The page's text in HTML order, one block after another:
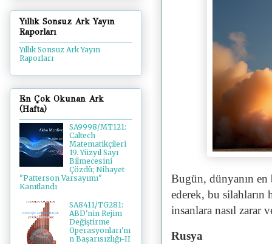
Bugün, dünyanın
ederek, bu silahların
insanlara nasıl zarar
Rusya
Yıllık Sonsuz Ark Yayın
Raporları
Yıllık Sonsuz Ark Yayın
Raporları
En Çok Okunan Ark
(Hafta)
SA9998/MT121:
Caltech
Matematikçileri
19. Yüzyıl Sayı
Bilmecesini
Çözdü; Nihayet
"Patterson Varsayımı"
Kanıtlandı
SA8411/TG281:
ABD'nin Rejim
Değiştirme
Operasyonları'nı
n Başarısızlığı-II